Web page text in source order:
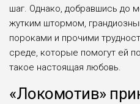
шаг. Однако, добравшись до
жутким штормом,
пороками и прочими
среде, которые помогут ей
такое настоящая любовь.
«Локомотив»